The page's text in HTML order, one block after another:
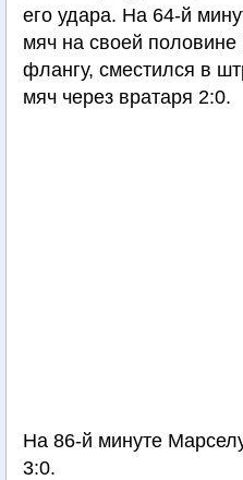
его удара. На 64-й
мяч на своей
флангу, сместился в
мяч через вратаря 2:0.
На 86-й минуте
3:0.